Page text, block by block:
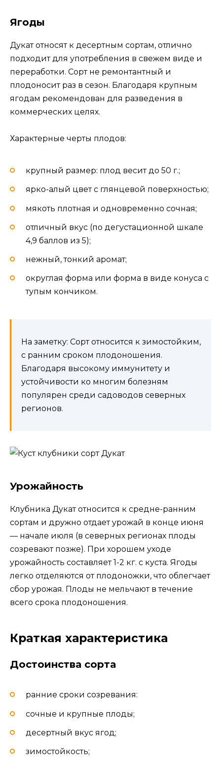
Ягоды
Дукат относят к десертным сортам, отлично
подходит для употребления в свежем виде и
переработки. Сорт не ремонтантный и
плодоносит раз в сезон. Благодаря крупным
ягодам рекомендован для разведения в
коммерческих целях.
Характерные черты плодов:
крупный размер: плод весит до 50 г.;
ярко-алый цвет с глянцевой поверхностью;
мякоть плотная и одновременно сочная;
отличный вкус (по дегустационной шкале
4,9 баллов из 5);
нежный, тонкий аромат;
округлая форма или форма в виде конуса с
тупым кончиком.
На заметку: Сорт относится к зимостойким,
с ранним сроком плодоношения.
Благодаря высокому иммунитету и
устойчивости ко многим болезням
популярен среди садоводов северных
регионов.
Урожайность
Клубника Дукат относится к средне-ранним
сортам и дружно отдает урожай в конце июня
— начале июля (в северных регионах плоды
созревают позже). При хорошем уходе
урожайность составляет 1-2 кг. с куста. Ягоды
легко отделяются от плодоножки, что облегчает
сбор урожая. Плоды не мельчают в течение
всего срока плодоношения.
Краткая характеристика
Достоинства сорта
ранние сроки созревания:
сочные и крупные плоды;
десертный вкус ягод;
зимостойкость;